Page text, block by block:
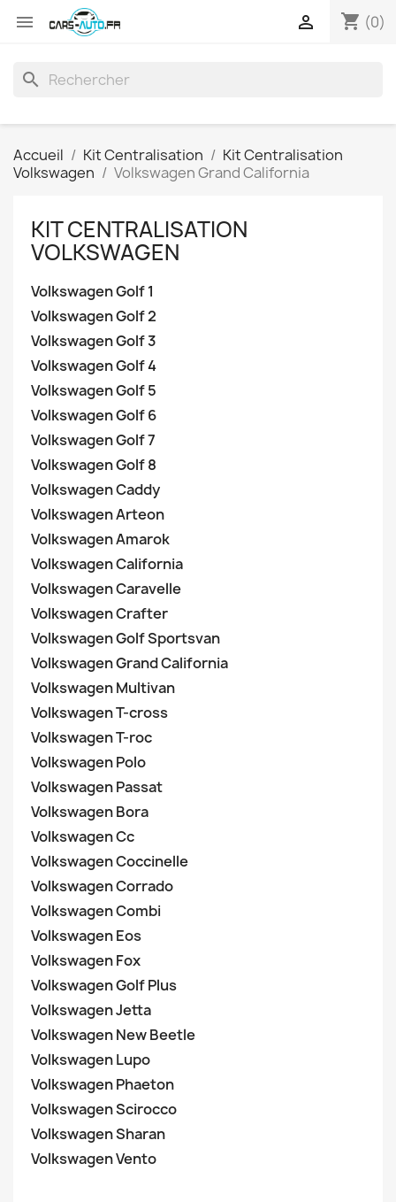
 shopping_cart (0)

search
Accueil Kit Centralisation
Kit Centralisation
Volkswagen
Volkswagen Grand California
KIT CENTRALISATION
VOLKSWAGEN
Volkswagen Golf 1
Volkswagen Golf 2
Volkswagen Golf 3
Volkswagen Golf 4
Volkswagen Golf 5
Volkswagen Golf 6
Volkswagen Golf 7
Volkswagen Golf 8
Volkswagen Caddy
Volkswagen Arteon
Volkswagen Amarok
Volkswagen California
Volkswagen Caravelle
Volkswagen Crafter
Volkswagen Golf Sportsvan
Volkswagen Grand California
Volkswagen Multivan
Volkswagen T-cross
Volkswagen T-roc
Volkswagen Polo
Volkswagen Passat
Volkswagen Bora
Volkswagen Cc
Volkswagen Coccinelle
Volkswagen Corrado
Volkswagen Combi
Volkswagen Eos
Volkswagen Fox
Volkswagen Golf Plus
Volkswagen Jetta
Volkswagen New Beetle
Volkswagen Lupo
Volkswagen Phaeton
Volkswagen Scirocco
Volkswagen Sharan
Volkswagen Vento